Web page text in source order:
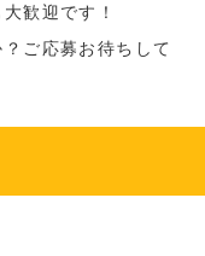
歓迎です！
ご応募お待ちして